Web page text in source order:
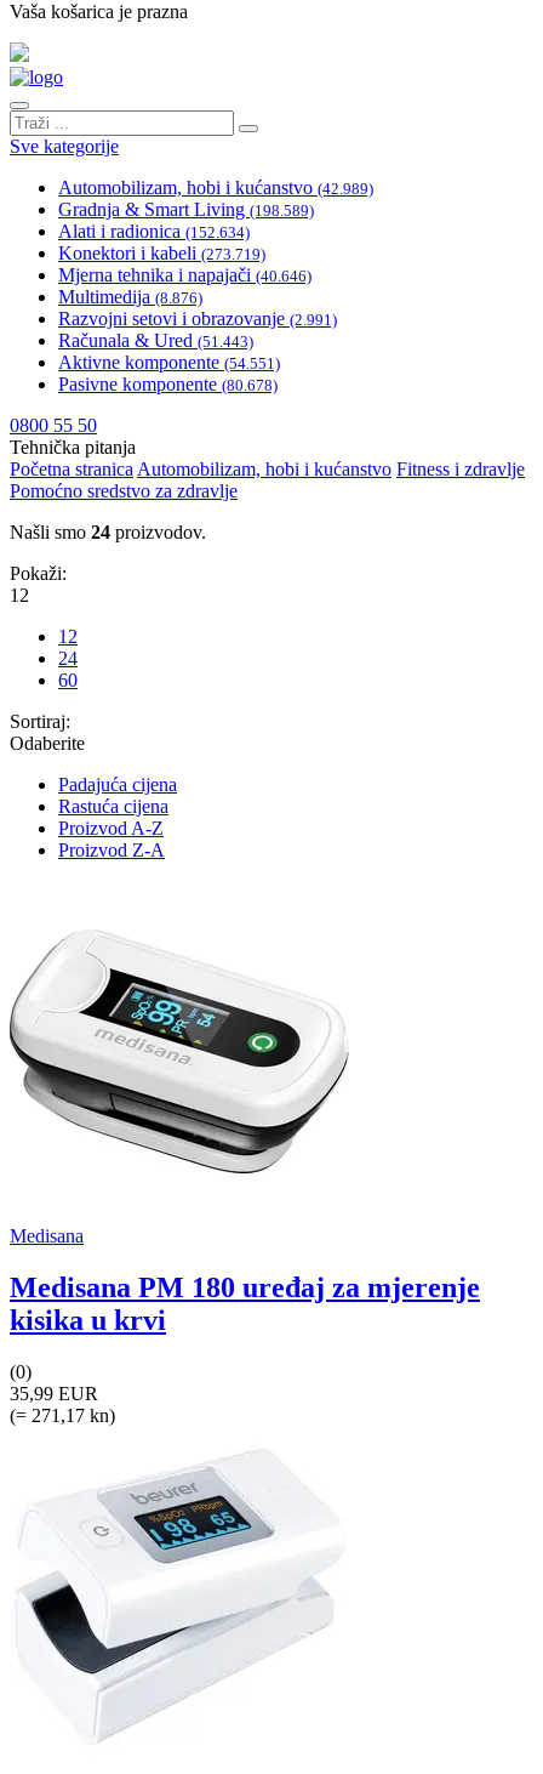
Vaša košarica je prazna
Sve kategorije
Automobilizam, hobi i kućanstvo (42.989)
Gradnja & Smart Living (198.589)
Alati i radionica (152.634)
Konektori i kabeli (273.719)
Mjerna tehnika i napajači (40.646)
Multimedija (8.876)
Razvojni setovi i obrazovanje (2.991)
Računala & Ured (51.443)
Aktivne komponente (54.551)
Pasivne komponente (80.678)
0800 55 50
Tehnička pitanja
Početna stranica Automobilizam, hobi i kućanstvo Fitness i zdravlje
Pomoćno sredstvo za zdravlje
Našli smo 24 proizvodov.
Pokaži:
12
12
24
60
Sortiraj:
Odaberite
Padajuća cijena
Rastuća cijena
Proizvod A-Z
Proizvod Z-A
Medisana
Medisana PM 180 uređaj za mjerenje
kisika u krvi
(0)
35,99 EUR
(= 271,17 kn)